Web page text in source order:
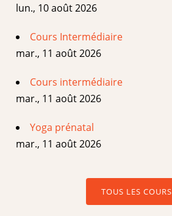
lun., 10 août 2026
Cours Intermédiaire
mar., 11 août 2026
Cours intermédiaire
mar., 11 août 2026
Yoga prénatal
mar., 11 août 2026
TOUS LES COURS